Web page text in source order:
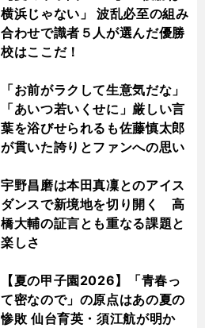
横浜じゃない」 波乱必至の組み
合わせで識者５人が選んだ優勝
校はここだ！
「お前がラクして生意気だな」
「あいつ若いくせに」厳しい言
葉を浴びせられるも佐藤慎太郎
が貫いた誇りとファンへの思い
宇野昌磨は本田真凜とのアイス
ダンスで新境地を切り開く 高
橋大輔の証言とも重なる課題と
楽しさ
【夏の甲子園2026】「青春っ
て密なので」の原点はあの夏の
惨敗 仙台育英・須江航が明か